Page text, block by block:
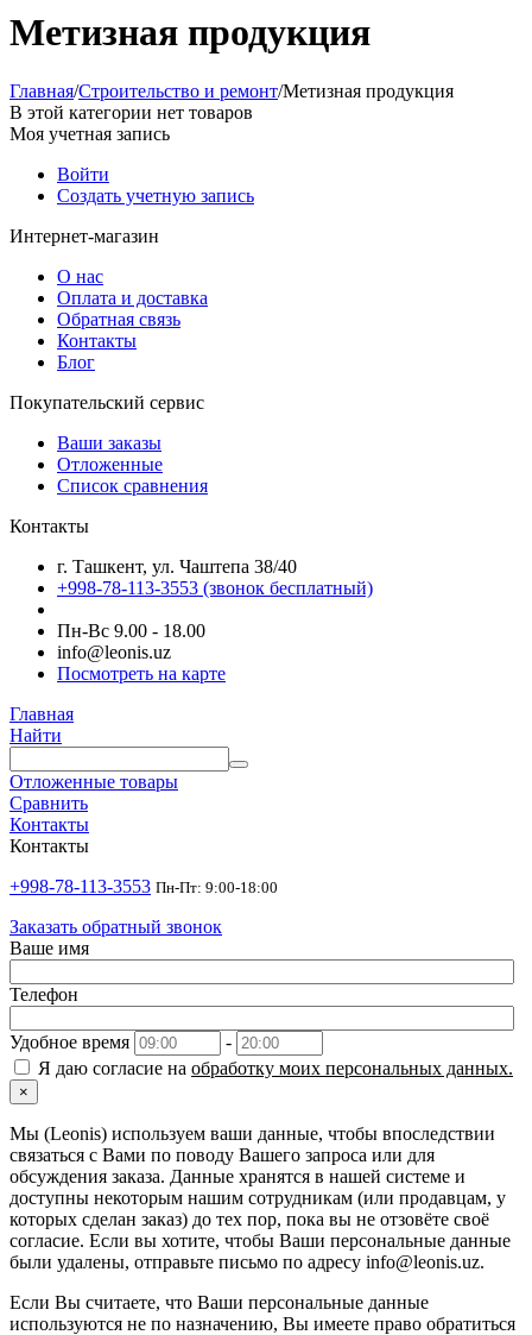
Метизная продукция
Главная/Строительство и ремонт/Метизная продукция
В этой категории нет товаров
Моя учетная запись
Войти
Создать учетную запись
Интернет-магазин
О нас
Оплата и доставка
Обратная связь
Контакты
Блог
Покупательский сервис
Ваши заказы
Отложенные
Список сравнения
Контакты
г. Ташкент, ул. Чаштепа 38/40
+998-78-113-3553 (звонок бесплатный)
Пн-Вс 9.00 - 18.00
info@leonis.uz
Посмотреть на карте
Главная
Найти
Отложенные товары
Сравнить
Контакты
Контакты
+998-78-113-3553 Пн-Пт: 9:00-18:00
Заказать обратный звонок
Ваше имя
Телефон
Удобное время
-
Я даю согласие на обработку моих персональных данных.
×
Мы (Leonis) используем ваши данные, чтобы впоследствии
связаться с Вами по поводу Вашего запроса или для
обсуждения заказа. Данные хранятся в нашей системе и
доступны некоторым нашим сотрудникам (или продавцам, у
которых сделан заказ) до тех пор, пока вы не отзовёте своё
согласие. Если вы хотите, чтобы Ваши персональные данные
были удалены, отправьте письмо по адресу info@leonis.uz.
Если Вы считаете, что Ваши персональные данные
используются не по назначению, Вы имеете право обратиться